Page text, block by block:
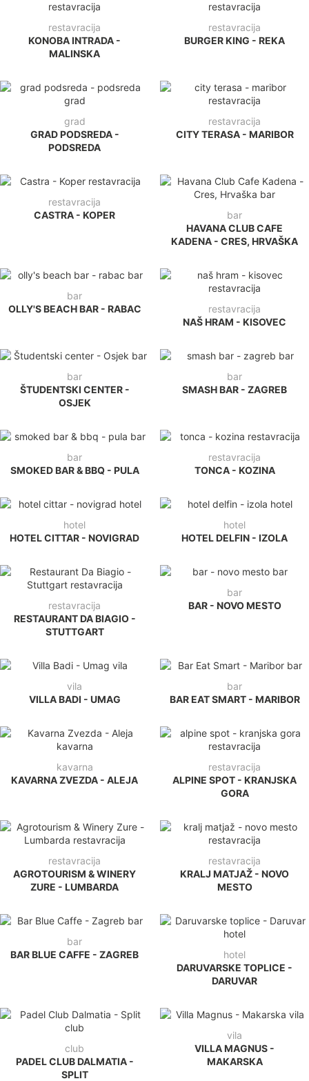
restavracija
KONOBA INTRADA -
MALINSKA
restavracija
BURGER KING - REKA
grad
GRAD PODSREDA -
PODSREDA
restavracija
CITY TERASA - MARIBOR
restavracija
CASTRA - KOPER
bar
HAVANA CLUB CAFE
KADENA - CRES, HRVAŠKA
bar
OLLY'S BEACH BAR - RABAC
restavracija
NAŠ HRAM - KISOVEC
bar
ŠTUDENTSKI CENTER -
OSJEK
bar
SMASH BAR - ZAGREB
bar
SMOKED BAR & BBQ - PULA
restavracija
TONCA - KOZINA
hotel
HOTEL CITTAR - NOVIGRAD
hotel
HOTEL DELFIN - IZOLA
restavracija
RESTAURANT DA BIAGIO -
STUTTGART
bar
BAR - NOVO MESTO
vila
VILLA BADI - UMAG
bar
BAR EAT SMART - MARIBOR
kavarna
KAVARNA ZVEZDA - ALEJA
restavracija
ALPINE SPOT - KRANJSKA
GORA
restavracija
AGROTOURISM & WINERY
ZURE - LUMBARDA
restavracija
KRALJ MATJAŽ - NOVO
MESTO
bar
BAR BLUE CAFFE - ZAGREB
hotel
DARUVARSKE TOPLICE -
DARUVAR
club
PADEL CLUB DALMATIA -
SPLIT
vila
VILLA MAGNUS -
MAKARSKA